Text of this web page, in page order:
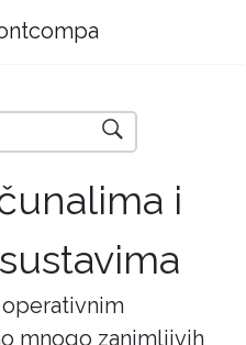
i
mnogo zanimljivih